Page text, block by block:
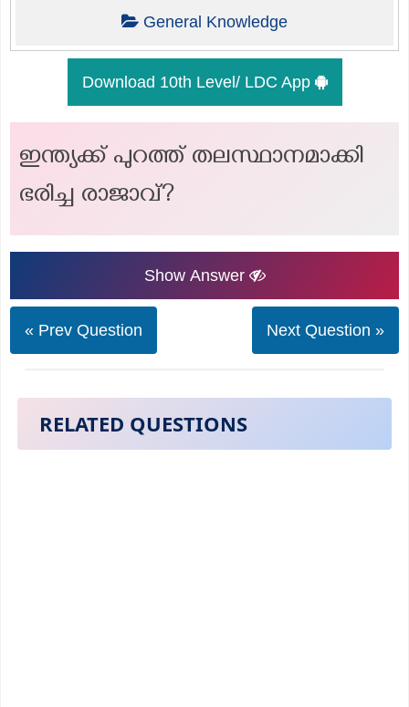
General Knowledge
Download 10th Level/ LDC App
ഇന്ത്യക്ക് പുറത്ത് തലസ്ഥാനമാക്കി
ഭരിച്ച രാജാവ്?
Show Answer
« Prev Question Next Question »
RELATED QUESTIONS